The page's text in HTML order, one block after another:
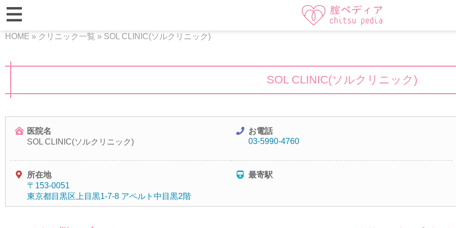
HOME » クリニック一覧 » SOL CLINIC(ソルクリニック)
SOL CLINIC(ソルクリニック)
医院名
SOL CLINIC(ソルクリニック)
所在地
〒153-0051
東京都目黒区上目黒1-7-8 アペルト中目黒2階
最寄駅
お電話
03-5990-4760